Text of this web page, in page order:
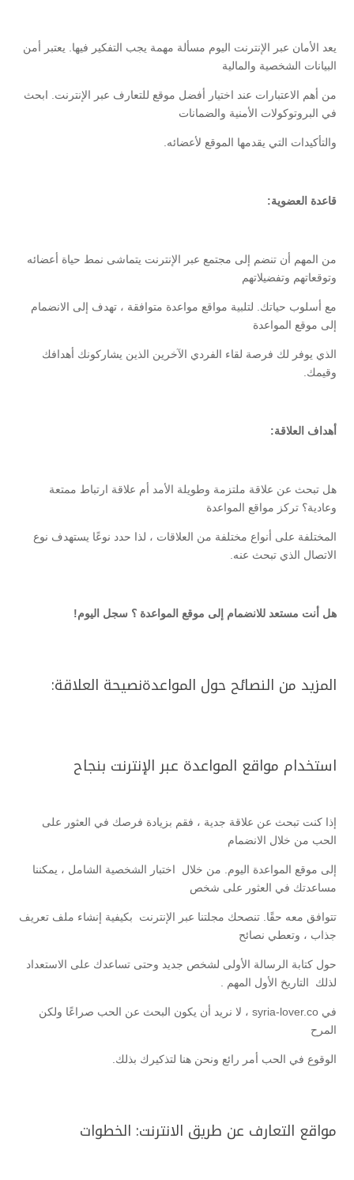
يعد الأمان عبر الإنترنت اليوم مسألة مهمة يجب التفكير فيها. يعتبر أمن
البيانات الشخصية والمالية
من أهم الاعتبارات عند اختيار أفضل موقع للتعارف عبر الإنترنت. ابحث
في البروتوكولات الأمنية والضمانات
والتأكيدات التي يقدمها الموقع لأعضائه.
قاعدة العضوية:
من المهم أن تنضم إلى مجتمع عبر الإنترنت يتماشى نمط حياة أعضائه
وتوقعاتهم وتفضيلاتهم
مع أسلوب حياتك. لتلبية مواقع مواعدة متوافقة ، تهدف إلى الانضمام
إلى موقع المواعدة
الذي يوفر لك فرصة لقاء الفردي الآخرين الذين يشاركونك أهدافك
وقيمك.
أهداف العلاقة:
هل تبحث عن علاقة ملتزمة وطويلة الأمد أم علاقة ارتباط ممتعة
وعادية؟ تركز مواقع المواعدة
المختلفة على أنواع مختلفة من العلاقات ، لذا حدد نوعًا يستهدف نوع
الاتصال الذي تبحث عنه.
هل أنت مستعد للانضمام إلى موقع المواعدة ؟ سجل اليوم!
المزيد من النصائح حول المواعدةنصيحة العلاقة:
استخدام مواقع المواعدة عبر الإنترنت بنجاح
إذا كنت تبحث عن علاقة جدية ، فقم بزيادة فرصك في العثور على
الحب من خلال الانضمام
إلى موقع المواعدة اليوم. من خلال اختبار الشخصية الشامل ، يمكننا
مساعدتك في العثور على شخص
تتوافق معه حقًا. تنصحك مجلتنا عبر الإنترنت بكيفية إنشاء ملف تعريف
جذاب ، وتعطي نصائح
حول كتابة الرسالة الأولى لشخص جديد وحتى تساعدك على الاستعداد
لذلك التاريخ الأول المهم .
في syria-lover.co ، لا نريد أن يكون البحث عن الحب صراعًا ولكن
المرح
الوقوع في الحب أمر رائع ونحن هنا لتذكيرك بذلك.
مواقع التعارف عن طريق الانترنت: الخطوات